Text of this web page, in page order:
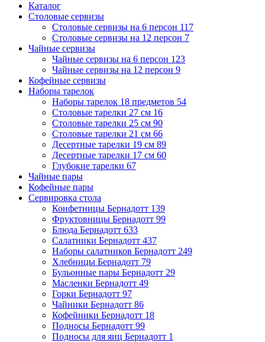
Каталог
Столовые сервизы
Столовые сервизы на 6 персон 117
Столовые сервизы на 12 персон 7
Чайные сервизы
Чайные сервизы на 6 персон 123
Чайные сервизы на 12 персон 9
Кофейные сервизы
Наборы тарелок
Наборы тарелок 18 предметов 54
Столовые тарелки 27 см 16
Столовые тарелки 25 см 90
Столовые тарелки 21 см 66
Десертные тарелки 19 см 89
Десертные тарелки 17 см 60
Глубокие тарелки 67
Чайные пары
Кофейные пары
Сервировка стола
Конфетницы Бернадотт 139
Фруктовницы Бернадотт 99
Блюда Бернадотт 633
Салатники Бернадотт 437
Наборы салатников Бернадотт 249
Хлебницы Бернадотт 79
Бульонные пары Бернадотт 29
Масленки Бернадотт 49
Горки Бернадотт 97
Чайники Бернадотт 86
Кофейники Бернадотт 18
Подносы Бернадотт 99
Подносы для яиц Бернадотт 1